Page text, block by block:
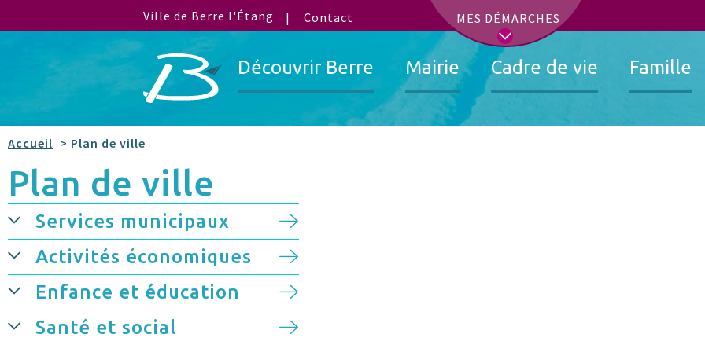
Ville de Berre l'Étang MES DÉMARCHES
Contact
Découvrir Berre Mairie Cadre de vie Famille
Accueil > Plan de ville
Plan de ville
Services municipaux
Activités économiques
Enfance et éducation
Santé et social